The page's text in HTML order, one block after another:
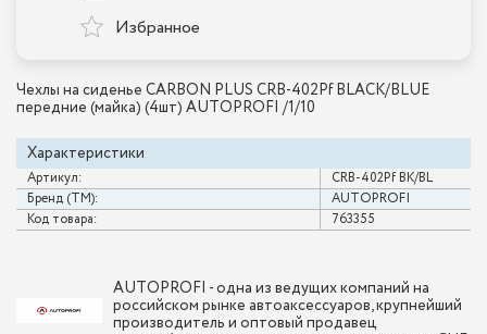
Чехлы на сиденье CARBON PLUS CRB-402Pf BLACK/BLUE
передние (майка) (4шт) AUTOPROFI /1/10
Характеристики
Артикул:
CRB-402Pf BK/BL
Бренд (ТМ):
AUTOPROFI
Код товара:
763355
Избранное
AUTOPROFI - одна из ведущих компаний на
российском рынке автоаксессуаров, крупнейший
производитель и оптовый продавец